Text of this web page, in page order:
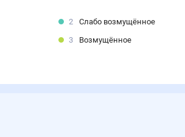
2
Слабо возмущённое
3
Возмущённое